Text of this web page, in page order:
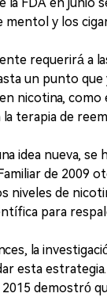
mentol y los
requerirá a
un punto
nicotina,
la terapia de
idea nueva, se
de 2009
niveles de
para
la
esta
2015 demostró